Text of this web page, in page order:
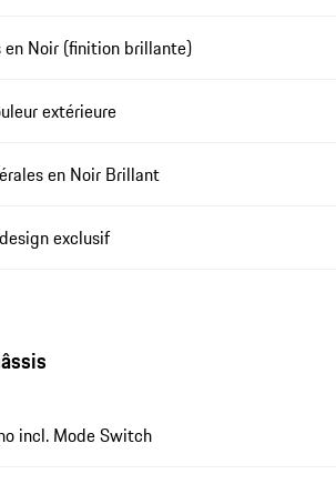
Noir (finition brillante)
extérieure
en Noir Brillant
exclusif
incl. Mode Switch